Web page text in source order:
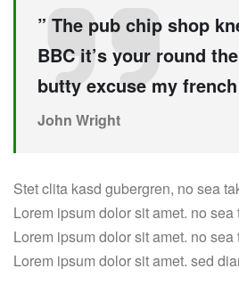
” The pub chip shop
BBC it’s your round
butty excuse my
John Wright
Stet clita kasd gubergren, no sea
Lorem ipsum dolor sit amet. no
Lorem ipsum dolor sit amet. no
Lorem ipsum dolor sit amet. sed